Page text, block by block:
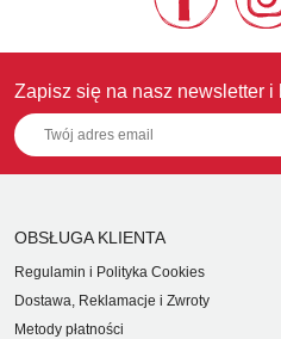
Zapisz się na nasz newsletter i
OBSŁUGA KLIENTA
Regulamin i Polityka Cookies
Dostawa, Reklamacje i Zwroty
Metody płatności